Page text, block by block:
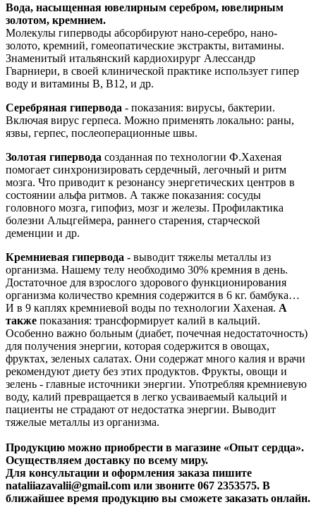
Вода, насыщенная ювелирным серебром, ювелирным
золотом, кремнием.
Молекулы гиперводы абсорбируют нано-серебро, нано-
золото, кремний, гомеопатические экстракты, витамины.
Знаменитый итальянский кардиохирург Алессандр
Гварниери, в своей клинической практике использует гипер
воду и витамины B, B12, и др.
Серебряная гипервода - показания: вирусы, бактерии.
Включая вирус герпеса. Можно применять локально: раны,
язвы, герпес, послеоперационные швы.
Золотая гипервода созданная по технологии Ф.Хахеная
помогает синхронизировать сердечный, легочный и ритм
мозга. Что приводит к резонансу энергетических центров в
состоянии альфа ритмов. А также показания: сосуды
головного мозга, гипофиз, мозг и железы. Профилактика
болезни Альцгеймера, раннего старения, старческой
деменции и др.
Кремниевая гипервода - выводит тяжелы металлы из
организма. Нашему телу необходимо 30% кремния в день.
Достаточное для взрослого здорового функционирования
организма количество кремния содержится в 6 кг. бамбука…
И в 9 каплях кремниевой воды по технологии Хахеная. А
также показания: трансформирует калий в кальций.
Особенно важно больным (диабет, почечная недостаточность)
для получения энергии, которая содержится в овощах,
фруктах, зеленых салатах. Они содержат много калия и врачи
рекомендуют диету без этих продуктов. Фрукты, овощи и
зелень - главные источники энергии. Употребляя кремниевую
воду, калий превращается в легко усваиваемый кальций и
пациенты не страдают от недостатка энергии. Выводит
тяжелые металлы из организма.
Продукцию можно приобрести в магазине «Опыт сердца».
Осуществляем доставку по всему миру.
Для консультации и оформления заказа пишите
nataliiazavalii@gmail.com или звоните 067 2353575. В
ближайшее время продукцию вы сможете заказать онлайн.